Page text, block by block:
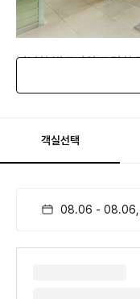
넉넉한 발코니와 모던한
객실선택
08.06 - 08.06